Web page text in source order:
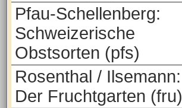
Pfau-Schellenberg:
Schweizerische
Obstsorten (pfs)
Rosenthal / Ilsemann:
Der Fruchtgarten (fru)